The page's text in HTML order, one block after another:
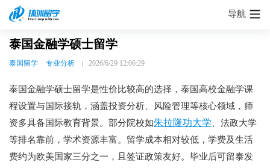
导航
泰国金融学硕士留学
泰国留学 专业分析 2026/6/29 12:06:29
泰国金融学硕士留学是性价比较高的选择，泰国高校金融学课
程设置与国际接轨，涵盖投资分析、风险管理等核心领域，师
资多具备国际教育背景。部分院校如朱拉隆功大学 、法政大学
等排名靠前，学术资源丰富。留学成本相对较低，学费及生活
费约为欧美国家三分之一，且签证政策友好。毕业后可留泰发